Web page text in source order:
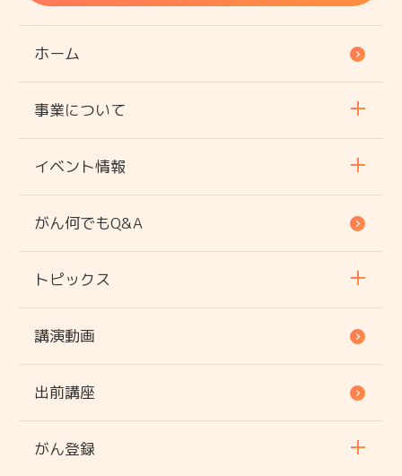
ホーム
事業について
イベント情報
がん何でもQ&A
トピックス
講演動画
出前講座
がん登録